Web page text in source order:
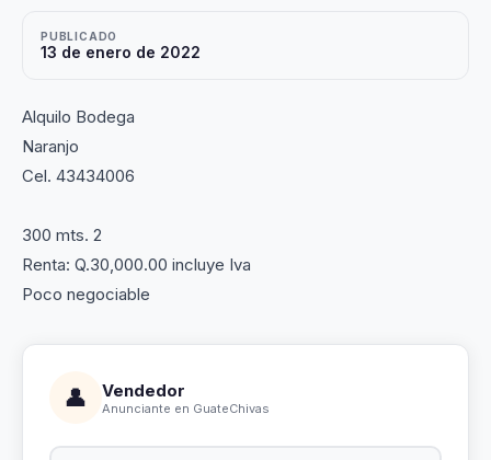
PUBLICADO
13 de enero de 2022
Alquilo Bodega
Naranjo
Cel. 43434006
300 mts. 2
Renta: Q.30,000.00 incluye Iva
Poco negociable
👤 Vendedor
Anunciante en GuateChivas